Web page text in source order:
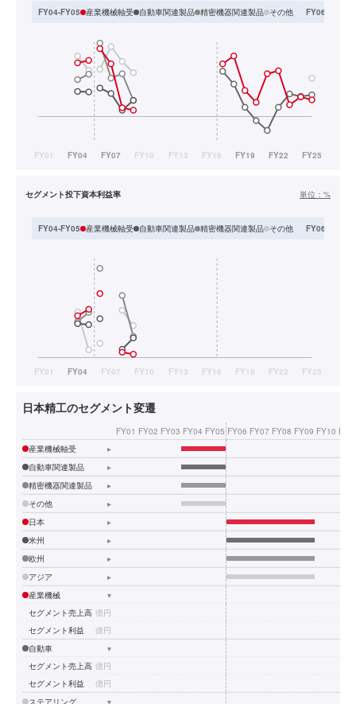
FY04-FY05 産業機械軸受 自動車関連製品 精密機器関連製品 その他 FY06-FY09
セグメント投下資本利益率 単位： %
FY04-FY05 産業機械軸受 自動車関連製品 精密機器関連製品 その他 FY06-FY09
日本精工のセグメント変遷
FY01 FY02 FY03 FY04 FY05 FY06 FY07 FY08 FY09 FY10
産業機械軸受
▸
自動車関連製品
▸
精密機器関連製品
▸
その他
▸
日本
▸
米州
▸
欧州
▸
アジア
▸
産業機械
▾
セグメント売上高 億円
セグメント利益
億円
自動車
▾
セグメント売上高 億円
セグメント利益
億円
ステアリング
▾